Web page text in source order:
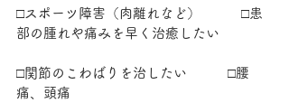
□スポーツ障害（肉離れなど）　　　□患
部の腫れや痛みを早く治癒したい
□関節のこわばりを治したい　　　□腰
痛、頭痛